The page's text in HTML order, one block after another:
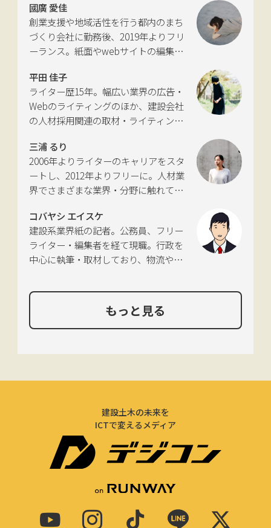
新聞社モビリティビジネス専門誌
『LIGARE』初代編集長を経て、2013年
に独立。国土交通省の「自転車の活用
推進に向けた有識者会議」、「交通政
共交通部会」、「MaaS関連データ検
討会」、SIP第2期自動運転（システム
とサービスの拡張）ピアレビュー委員
会などの委員を歴任。
國廣 愛佳
創業支援や地域活性を行う都内のまち
づくり会社に勤務後、2019年よりフリ
ーランス。紙面やwebサイトの編集、
どの執筆を中心に、ジャンルを問わず
活動。四国にある築100年の実家をど
う生かすかが長年の悩み。
平田 佳子
ライター歴15年。幅広い業界の広告・
Webのライティングのほか、建設会社
の人材採用関連の取材・ライティング
仕事をしていたため、小さな頃から憧
れあり。
三浦 るり
2006年よりライターのキャリアをスタ
ートし、2012年よりフリーに。人材業
界でさまざまな業界・分野に触れてき
を手掛ける。現在は特に建築や不動
産、さらにはDX分野を探究中。
コバヤシ エイスケ
建設系業界紙の記者。公務員、フリー
ライター・編集者を経て現職。行政を
中心に執筆・取材しており、物流や環
もっと見る
建設土木の未来を
ICTで変えるメディア